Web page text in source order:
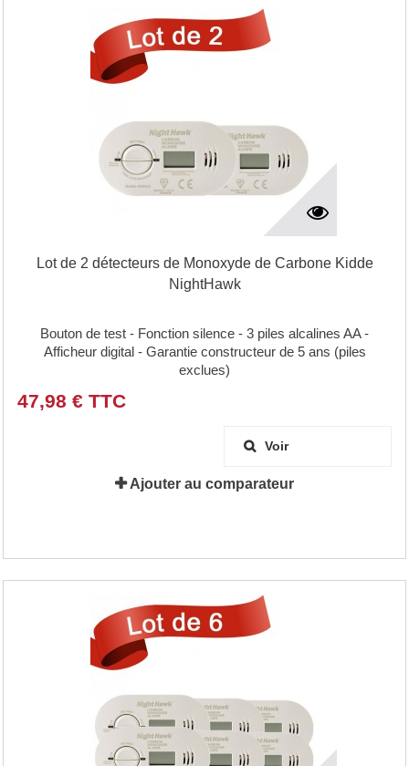
Lot de 2 détecteurs de Monoxyde de Carbone Kidde
NightHawk
Bouton de test - Fonction silence - 3 piles alcalines AA -
Afficheur digital - Garantie constructeur de 5 ans (piles
exclues)
47,98 € TTC
Voir
Ajouter au comparateur